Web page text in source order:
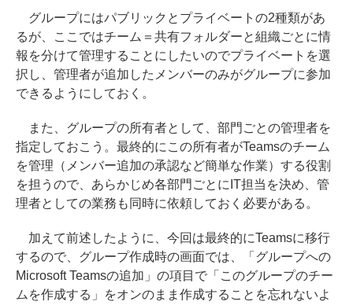
グループにはパブリックとプライベートの2種類があ
るが、ここではチーム＝共有フォルダーと組織ごとに情
報を分けて管理することにしたいのでプライベートを選
択し、管理者が追加したメンバーのみがグループに参加
できるようにしておく。
また、グループの所有者として、部門ごとの管理者を
指定しておこう。最終的にこの所有者がTeamsのチーム
を管理（メンバー追加の承認など簡単な作業）する役割
を担うので、あらかじめ各部門ごとにIT担当を決め、管
理者としての業務も同時に依頼しておく必要がある。
加えて前述したように、今回は最終的にTeamsに移行
するので、グループ作成時の画面では、「グループへの
Microsoft Teamsの追加」の項目で「このグループのチー
ムを作成する」をオンのまま作成することを忘れないよ